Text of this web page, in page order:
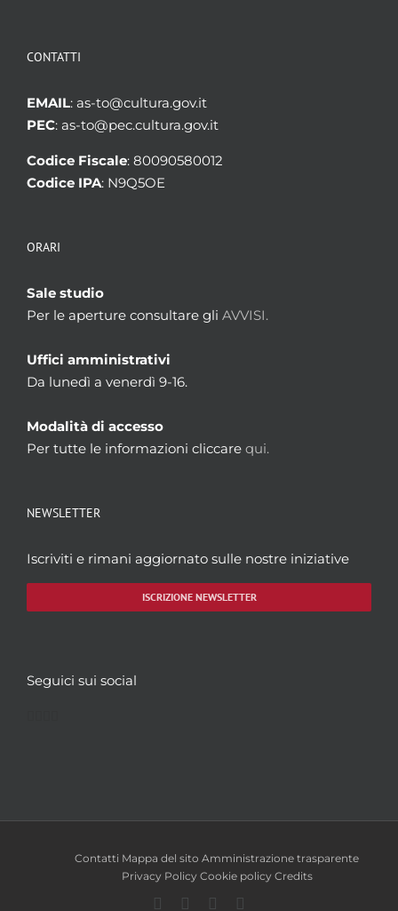
CONTATTI
EMAIL: as-to@cultura.gov.it
PEC: as-to@pec.cultura.gov.it
Codice Fiscale: 80090580012
Codice IPA: N9Q5OE
ORARI
Sale studio
Per le aperture consultare gli AVVISI.
Uffici amministrativi
Da lunedì a venerdì 9-16.
Modalità di accesso
Per tutte le informazioni cliccare qui.
NEWSLETTER
Iscriviti e rimani aggiornato sulle nostre iniziative
ISCRIZIONE NEWSLETTER
Seguici sui social
Contatti Mappa del sito Amministrazione trasparente
Privacy Policy Cookie policy Credits
Facebook
TwitterYouTube